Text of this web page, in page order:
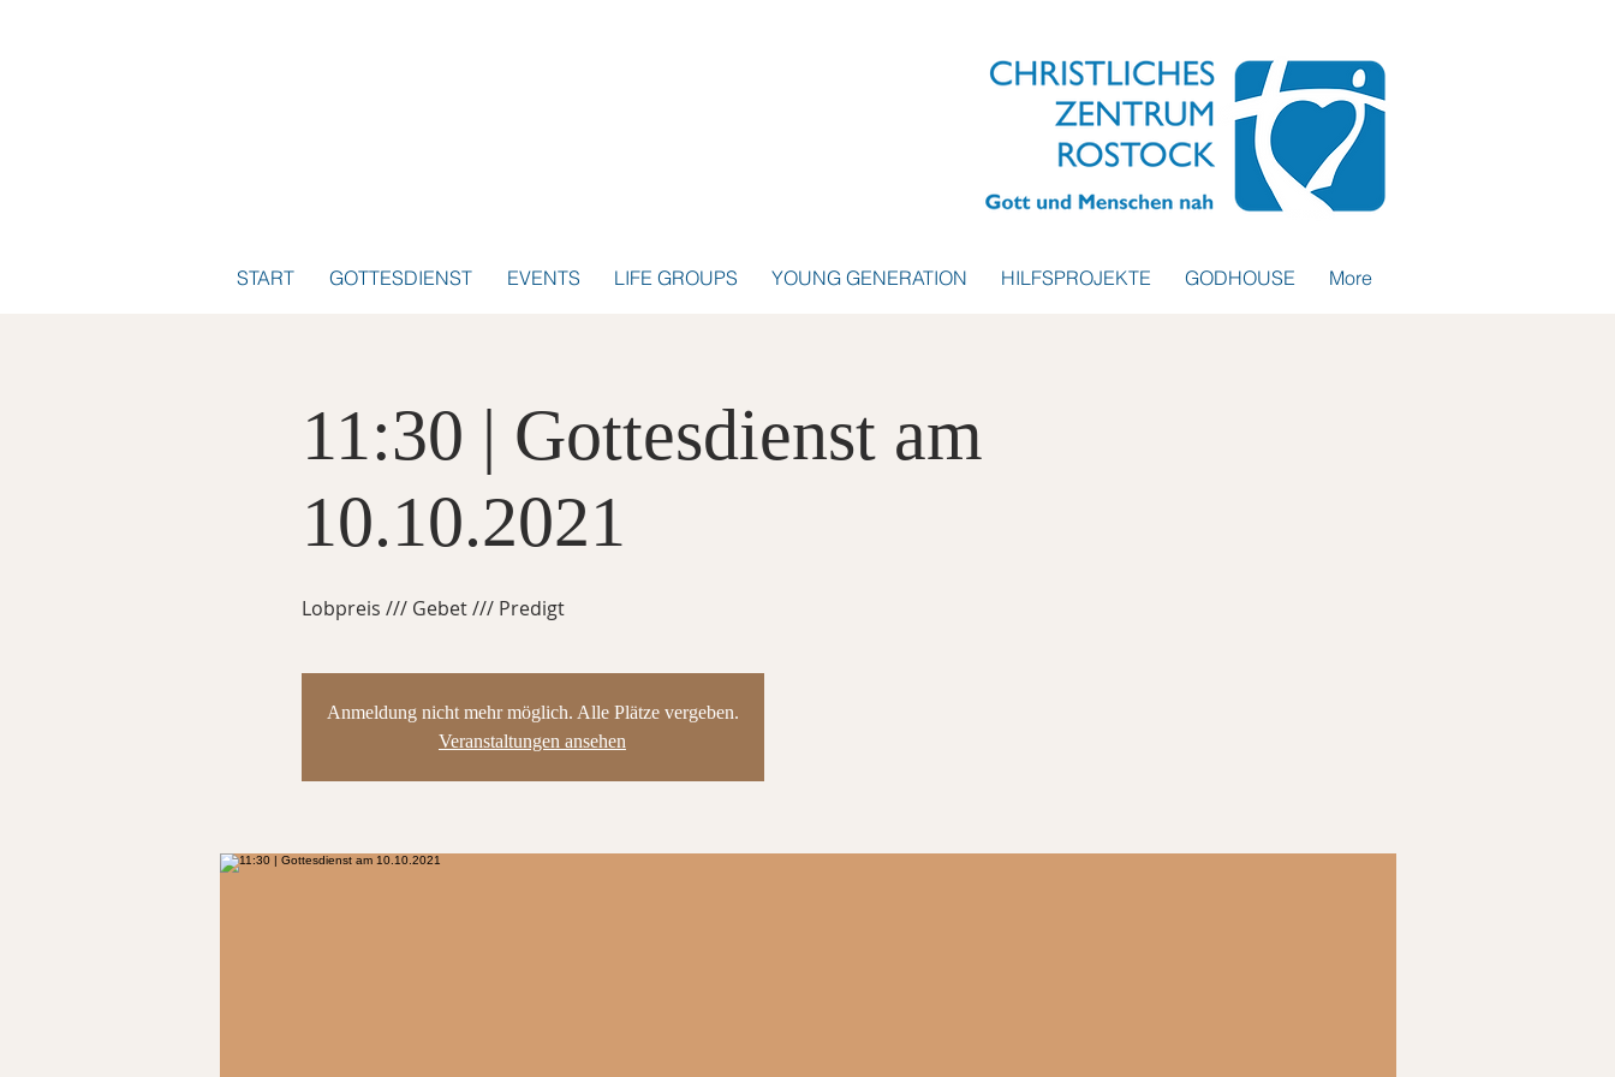
START GOTTESDIENST EVENTS LIFE GROUPS YOUNG GENERATION HILFSPROJEKTE GODHOUSE More
11:30 | Gottesdienst am
10.10.2021
Lobpreis /// Gebet /// Predigt
Anmeldung nicht mehr möglich. Alle Plätze vergeben.
Veranstaltungen ansehen